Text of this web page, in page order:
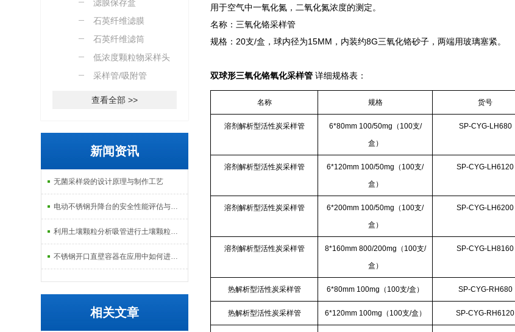
滤筒
滤膜保存盒
石英纤维滤膜
石英纤维滤筒
低浓度颗粒物采样头
采样管/吸附管
查看全部 >>
新闻资讯
无菌采样袋的设计原理与制作工艺
电动不锈钢升降台的安全性能评估与控制
利用土壤颗粒分析吸管进行土壤颗粒定量分析的研究
不锈钢开口直壁容器在应用中如何进行维护和保养？
相关文章
用于空气中一氧化氮，二氧化氮浓度的测定。
名称：三氧化铬采样管
规格：20支/盒，球内径为15MM，内装约8G三氧化铬砂子，两端用玻璃塞紧。
双球形三氧化铬氧化采样管 详细规格表：
名称 规格 货号
溶剂解析型活性炭采样管
6*80mm 100/50mg（100支/
盒）
SP-CYG-LH680
溶剂解析型活性炭采样管
6*120mm 100/50mg（100支/
盒）
SP-CYG-LH6120
溶剂解析型活性炭采样管
6*200mm 100/50mg（100支/
盒）
SP-CYG-LH6200
溶剂解析型活性炭采样管
8*160mm 800/200mg（100支/
盒）
SP-CYG-LH8160
热解析型活性炭采样管 6*80mm 100mg（100支/盒） SP-CYG-RH680
热解析型活性炭采样管 6*120mm 100mg（100支/盒） SP-CYG-RH6120